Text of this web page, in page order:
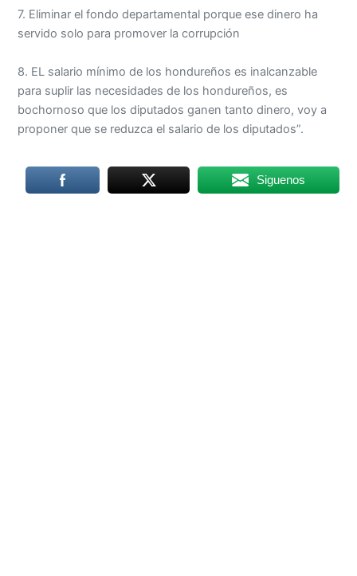
7. Eliminar el fondo departamental porque ese dinero ha
servido solo para promover la corrupción
8. EL salario mínimo de los hondureños es inalcanzable
para suplir las necesidades de los hondureños, es
bochornoso que los diputados ganen tanto dinero, voy a
proponer que se reduzca el salario de los diputados”.
Siguenos